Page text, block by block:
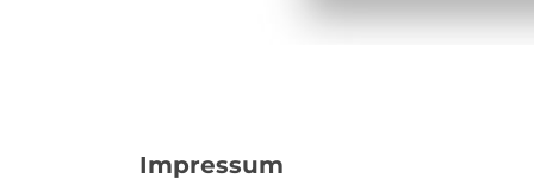
Impressum